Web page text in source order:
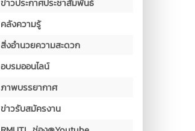
คลังความรู้
สิ่งอำนวยความสะดวก
อบรมออนไลน์
ภาพบรรยากาศ
ข่าวรับสมัครงาน